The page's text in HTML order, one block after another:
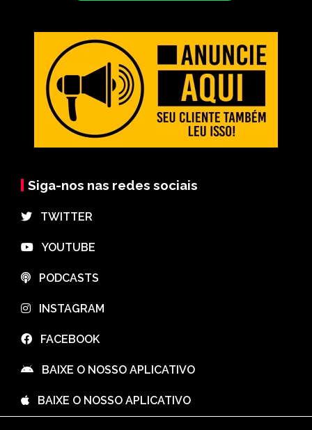
Siga-nos nas redes sociais
⠀TWITTER
⠀YOUTUBE
⠀PODCASTS
⠀INSTAGRAM
⠀FACEBOOK
⠀BAIXE O NOSSO APLICATIVO
⠀BAIXE O NOSSO APLICATIVO